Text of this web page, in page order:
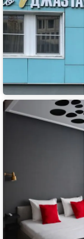
Мини-
отель